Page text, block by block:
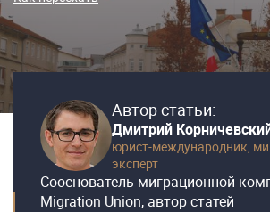
Автор статьи:
Дмитрий
юрист-международник,
эксперт
Сооснователь миграционной
Migration Union, автор статей